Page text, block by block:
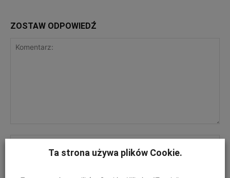
ZOSTAW ODPOWIEDŹ
Ta strona używa plików Cookie.